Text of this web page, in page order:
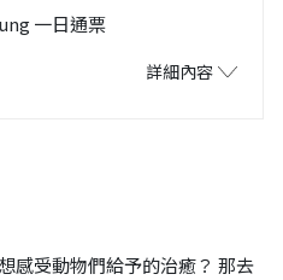
一日通票
詳細內容
感受動物們給予的治癒？ 那去